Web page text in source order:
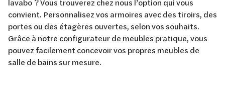
lavabo ? Vous trouverez chez nous l’option qui vous
convient. Personnalisez vos armoires avec des tiroirs, des
portes ou des étagères ouvertes, selon vos souhaits.
Grâce à notre configurateur de meubles pratique, vous
pouvez facilement concevoir vos propres meubles de
salle de bains sur mesure.